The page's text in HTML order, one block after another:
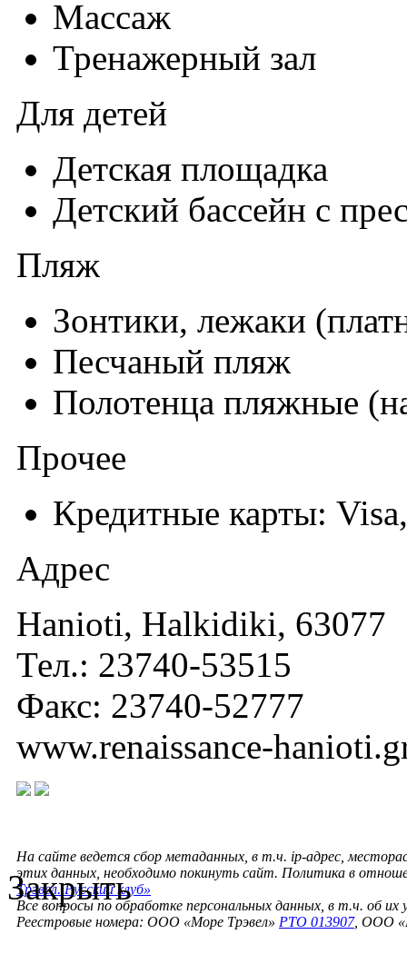
Массаж
Тренажерный зал
Для детей
Детская площадка
Детский бассейн с
Пляж
Зонтики, лежаки
Песчаный пляж
Полотенца пляжные
Прочее
Кредитные карты:
Адрес
Hanioti, Halkidiki, 63077
Тел.: 23740-53515
Факс: 23740-52777
www.renaissance-
На сайте ведется сбор метаданных, в т.ч. ip-адрес,
этих данных, необходимо покинуть сайт. Политика в
Трэвел. Русский клуб»
Все вопросы по обработке персональных данных, в т.ч. об их
Реестровые номера: ООО «Море Трэвел» РТО 013907, ООО
Закрыть